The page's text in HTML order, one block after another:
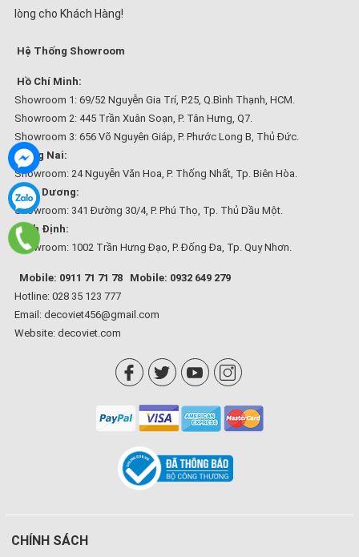
lòng cho Khách Hàng!
Hệ Thống Showroom
Hồ Chí Minh:
Showroom 1: 69/52 Nguyễn Gia Trí, P.25, Q.Bình Thạnh, HCM.
Showroom 2: 445 Trần Xuân Soạn, P. Tân Hưng, Q7.
Showroom 3: 656 Võ Nguyên Giáp, P. Phước Long B, Thủ Đức.
Đồng Nai:
Showroom: 24 Nguyễn Văn Hoa, P. Thống Nhất, Tp. Biên Hòa.
Bình Dương:
Showroom: 341 Đường 30/4, P. Phú Thọ, Tp. Thủ Dầu Một.
Bình Định:
Showroom: 1002 Trần Hưng Đạo, P. Đống Đa, Tp. Quy Nhơn.
Mobile: 0911 71 71 78
Mobile: 0932 649 279
Hotline: 028 35 123 777
Email: decoviet456@gmail.com
Website: decoviet.com
CHÍNH SÁCH